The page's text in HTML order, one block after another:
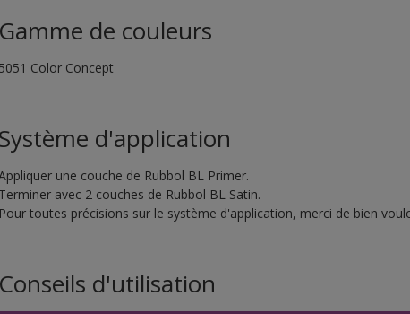
Gamme de couleurs
5051 Color Concept
Système d'application
une couche de Rubbol BL Primer.
Terminer avec 2 couches de Rubbol BL Satin.
Pour toutes précisions sur le système d'application, merci de bien
Conseils d'utilisation